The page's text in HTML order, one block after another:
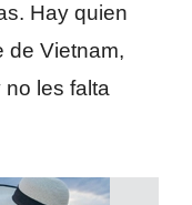
Hay quien
de Vietnam,
no les falta